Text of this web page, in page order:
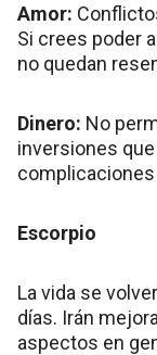
Amor:
Si crees poder
no quedan
Dinero: No
inversiones
Escorpio
La vida se
días. Irán
aspectos en